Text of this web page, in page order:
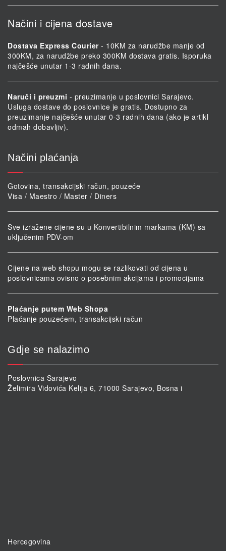
Načini i cijena dostave
Dostava Express Courier- 10KM za narudžbe manje od
300KM, za narudžbe preko 300KM dostava gratis. Isporuka
najčešće unutar 1-3 radnih dana.
Naruči i preuzmi - preuzimanje u poslovnici Sarajevo.
Usluga dostave do poslovnice je gratis. Dostupno za
preuzimanje najčešće unutar 0-3 radnih dana (ako je artikl
odmah dobavljiv).
Načini plaćanja
Gotovina, transakcijski račun, pouzeće
Visa / Maestro / Master / Diners
Sve izražene cijene su u Konvertibilnim markama (KM) sa
uključenim PDV-om
Cijene na web shopu mogu se razlikovati od cijena u
poslovnicama ovisno o posebnim akcijama i promocijama
Plaćanje putem Web Shopa
Plaćanje pouzećem, transakcijski račun
Gdje se nalazimo
Poslovnica Sarajevo
Želimira Vidovića Kelija 6, 71000 Sarajevo, Bosna i
Hercegovina